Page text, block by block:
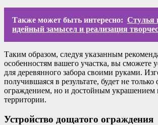
Также может быть интересно: Стулья
идейный замысел и реализация
Таким образом, следуя указанным
особенностям вашего участка, вы сможете
для деревянного забора своими руками.
получившаяся в результате, будет не
ограждением, но и достойным украшением
территории.
Устройство дощатого ограждения